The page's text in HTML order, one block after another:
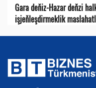
Gara deňiz-Hazar deňzi
işjeňleşdirmeklik